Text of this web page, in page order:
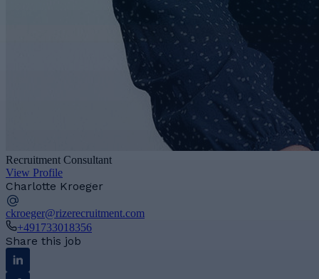
Recruitment Consultant
View Profile
Charlotte Kroeger
ckroeger@rizerecruitment.com
+491733018356
Share this job
Linkedin